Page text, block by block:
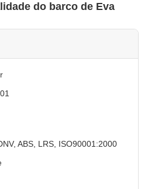
do barco de Eva
ABS, LRS, ISO90001:2000